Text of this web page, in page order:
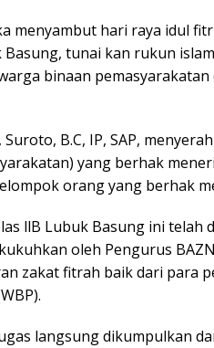
menyambut hari raya idul
Basung, tunai kan rukun
binaan pemasyarakatan
B.C, IP, SAP,
yang berhak
orang yang berhak
llB Lubuk Basung ini telah
oleh Pengurus
zakat fitrah baik dari para
langsung dikumpulkan